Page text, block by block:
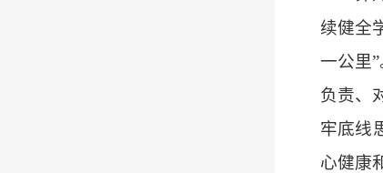
续健全
一公里
负责、
牢底线
心健康